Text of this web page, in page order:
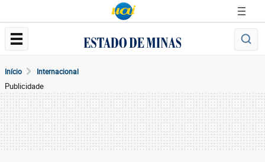
Início Internacional
Publicidade